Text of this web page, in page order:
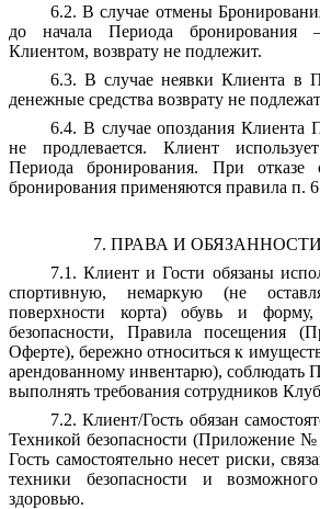
6.2. В случае отмены
до начала Периода бронирования
Клиентом, возврату не подлежит.
6.3. В случае неявки Клиента в
денежные средства возврату не
6.4. В случае опоздания Клиента
не продлевается. Клиент
Периода бронирования. При отказе
бронирования применяются правила п.
7. ПРАВА И
7.1. Клиент и Гости обязаны
спортивную, немаркую (не
поверхности корта) обувь и форму,
безопасности, Правила
Оферте), бережно относиться к
арендованному инвентарю), соблюдать
выполнять требования сотрудников
7.2. Клиент/Гость обязан
Техникой безопасности (Приложение
Гость самостоятельно несет риски,
техники безопасности и
здоровью.